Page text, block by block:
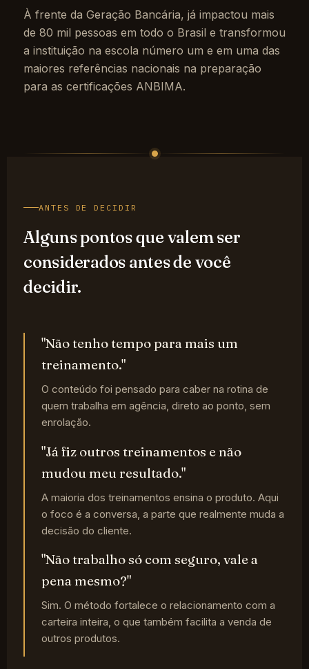
À frente da Geração Bancária, já impactou mais
de 80 mil pessoas em todo o Brasil e transformou
a instituição na escola número um e em uma das
maiores referências nacionais na preparação
para as certificações ANBIMA.
ANTES DE DECIDIR
Alguns pontos que valem ser
considerados antes de você
decidir.
"Não tenho tempo para mais um
treinamento."
O conteúdo foi pensado para caber na rotina de
quem trabalha em agência, direto ao ponto, sem
enrolação.
"Já fiz outros treinamentos e não
mudou meu resultado."
A maioria dos treinamentos ensina o produto. Aqui
o foco é a conversa, a parte que realmente muda a
decisão do cliente.
"Não trabalho só com seguro, vale a
pena mesmo?"
Sim. O método fortalece o relacionamento com a
carteira inteira, o que também facilita a venda de
outros produtos.